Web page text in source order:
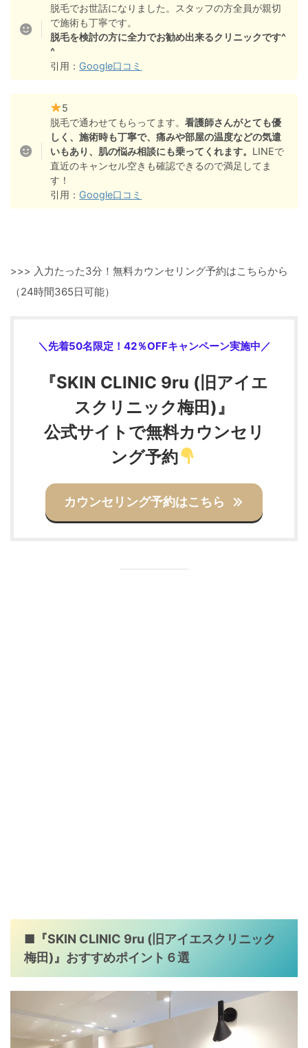
脱毛でお世話になりました。スタッフの方全員が親切
で施術も丁寧です。
脱毛を検討の方に全力でお勧め出来るクリニックです^
^
引用： Google口コミ
5
脱毛で通わせてもらってます。看護師さんがとても優
しく、施術時も丁寧で、痛みや部屋の温度などの気遣
いもあり、肌の悩み相談にも乗ってくれます。 LINEで
直近のキャンセル空きも確認できるので満足してま
す！
引用： Google口コミ
>>> 入力たった3分！無料カウンセリング予約はこちらから
（24時間365日可能）
＼先着50名限定！42％OFFキャンペーン実施中／
『SKIN CLINIC 9ru (旧アイエ
スクリニック梅田)』
公式サイトで無料カウンセリ
ング予約
カウンセリング予約はこちら
■『SKIN CLINIC 9ru (旧アイエスクリニック
梅田)』おすすめポイント６選